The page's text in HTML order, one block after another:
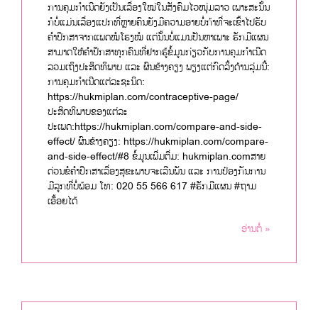
ການຄຸມກຳເນີດຍັງເປັນເລື່ອງໃໝ່ໃນສັງຄົມໄວໜຸ່ມລາວ ເພາະສະນັ້ນ
ກໍບໍ່ແມ່ນເລື່ອງແປກທີ່ຫຼາຍຄົນຍັງມີຄວາມອາຍບໍ່ກ້າທີ່ຈະເຂົ້າໄປຮັບ
ຄຳປຶກສາຈາກແພດໝໍໂຮງໝໍ ແຕ່ນັ້ນບໍ່ແມນປັນຫາເພາະ ຮັກມີແຜນ
ສາມາດໃຫ້ຄຳປຶກສາທຸກຄົນທີ່ຢາກຮູ້ຂໍ້ມູນກ່ຽວກັບການຄຸມກຳເນີດ
ລວມເຖິງປະສິດທິພາບ ແລະ ຜົນຂ້າງຄຽງ ພຽງແຕ່ກົດລິ້ງດ້ານລຸ່ມນີ້:
ການຄຸມກຳເນີດແຕ່ລະຊະນິດ:
https://hukmiplan.com/contraceptive-page/
ປະສິດທິພາບຂອງແຕ່ລະ
ປະເພດ:https://hukmiplan.com/compare-and-side-
effect/ ຜົນຂ້າງຄຽງ: https://hukmiplan.com/compare-
and-side-effect/#8 ຂໍ້ມູນເພີ່ມຕື່ມ: hukmiplan.comສາຍ
ດ່ວນຂໍຄຳປຶກສາເລື່ອງສຸຂະພາບຈະເລີນພັນ ແລະ ການປ້ອງກັນການ
ມີລູກທີ່ບໍ່ພ້ອມ ໂທ: 020 55 566 617 #ຮັກມີແຜນ #ຖາມ
ເອື້ອຍໄດ້
ອ່ານຕໍ່ »